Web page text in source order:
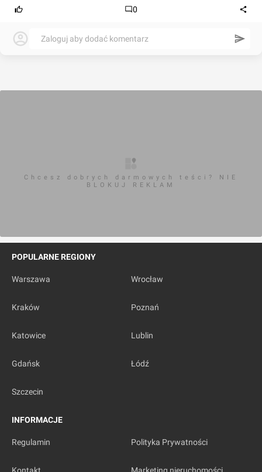
0
Zaloguj aby dodać komentarz
Chcesz dobrych darmowych teści? NIE
BLOKUJ REKLAM
POPULARNE REGIONY
Warszawa Wrocław
Kraków Poznań
Katowice Lublin
Gdańsk Łódź
Szczecin
INFORMACJE
Regulamin Polityka Prywatności